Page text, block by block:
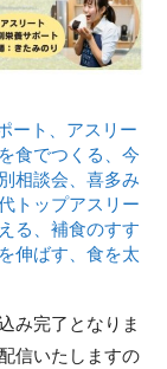
ート 、 アスリー
食でつくる 、 今
相談会、 喜多み
トップアスリー
る 、 補食のすす
伸ばす、 食を太
み完了となりま
信いたしますの